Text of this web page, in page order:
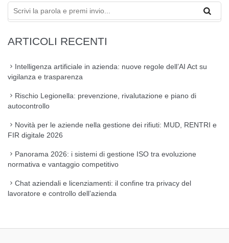
ARTICOLI RECENTI
Intelligenza artificiale in azienda: nuove regole dell’AI Act su
vigilanza e trasparenza
Rischio Legionella: prevenzione, rivalutazione e piano di
autocontrollo
Novità per le aziende nella gestione dei rifiuti: MUD, RENTRI e
FIR digitale 2026
Panorama 2026: i sistemi di gestione ISO tra evoluzione
normativa e vantaggio competitivo
Chat aziendali e licenziamenti: il confine tra privacy del
lavoratore e controllo dell’azienda